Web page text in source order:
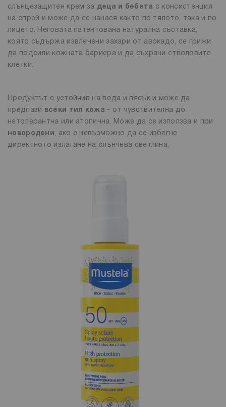
слънцезащитен крем за деца и бебета с консистенция
на спрей и може да се нанася както по тялото, така и по
лицето. Неговата патентована натурална съставка,
която съдържа извлечени захари от авокадо, се грижи
да подсили кожната бариера и да съхрани стволовите
клетки.
Продуктът е устойчив на вода и пясък и може да
предпази
всеки тип кожа - от чувствителна до
нетолерантна или атопична. Може да се използва и при
новородени , ако е невъзможно да се избегне
директното излагане на слънчева светлина.